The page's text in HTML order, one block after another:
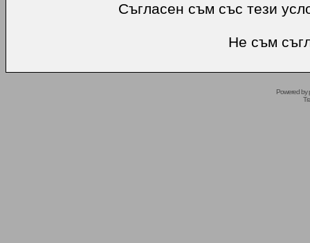
Съгласен съм със тези
Не съм
Powered by